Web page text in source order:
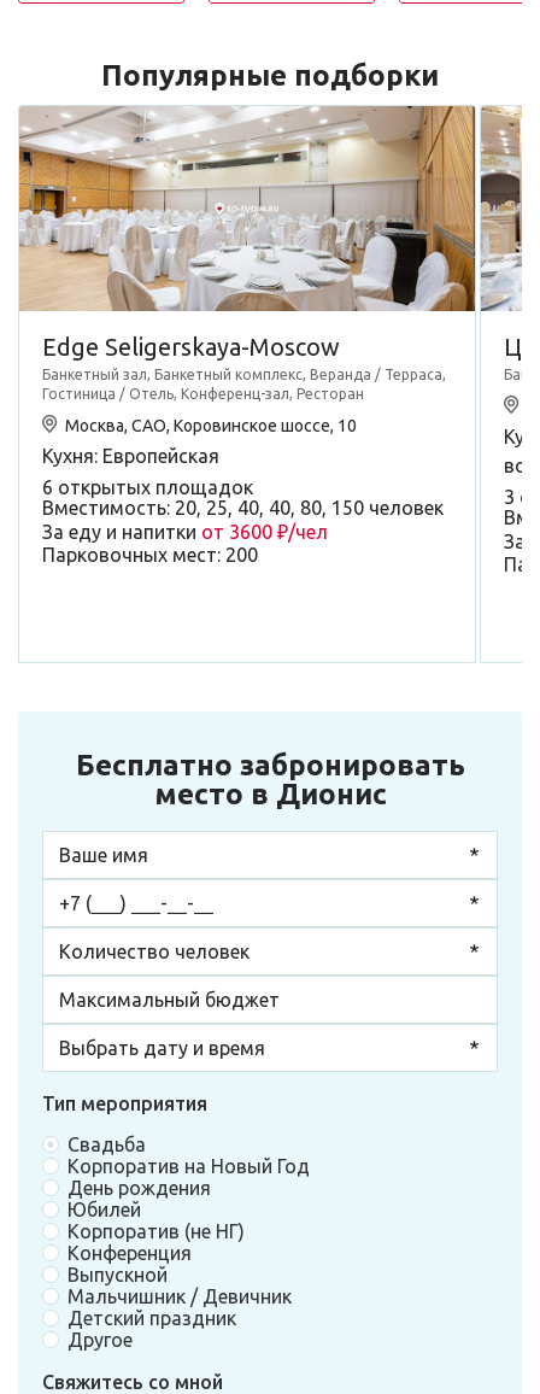
Популярные подборки
Edge Seligerskaya-Moscow
Банкетный зал, Банкетный комплекс, Веранда / Терраса,
Гостиница / Отель, Конференц-зал, Ресторан
Москва, САО, Коровинское шоссе, 10
Кухня: Европейская
6 открытых площадок
Вместимость: 20, 25, 40, 40, 80, 150 человек
За еду и напитки от 3600 ₽/чел
Парковочных мест: 200
3
За
Бесплатно забронировать
место в Дионис
Тип мероприятия
Свадьба
Корпоратив на Новый Год
День рождения
Юбилей
Корпоратив (не НГ)
Конференция
Выпускной
Мальчишник / Девичник
Детский праздник
Другое
Свяжитесь со мной